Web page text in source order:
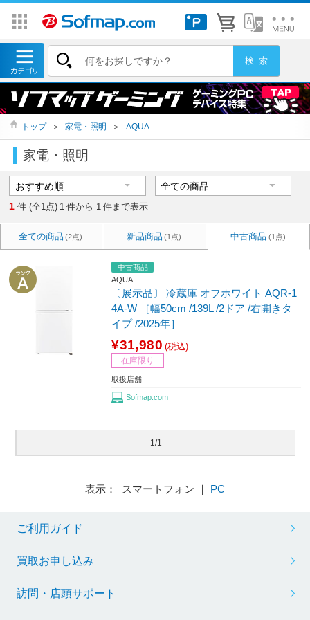
トップ ＞ 家電・照明 ＞ AQUA
家電・照明
1 件 (全1点) 1 件から 1 件まで表示
全ての商品 (2点) 新品商品 (1点) 中古商品 (1点)
中古商品
AQUA
〔展示品〕 冷蔵庫 オフホワイト AQR-1
4A-W ［幅50cm /139L /2ドア /右開きタ
イプ /2025年］
¥31,980 (税込)
在庫限り
取扱店舗
Sofmap.com
1/1
表示： スマートフォン ｜ PC
ご利用ガイド
買取お申し込み
訪問・店頭サポート